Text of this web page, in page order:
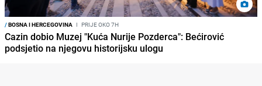
/BOSNA I HERCEGOVINA I PRIJE OKO 7H
Cazin dobio Muzej "Kuća Nurije Pozderca": Bećirović
podsjetio na njegovu historijsku ulogu